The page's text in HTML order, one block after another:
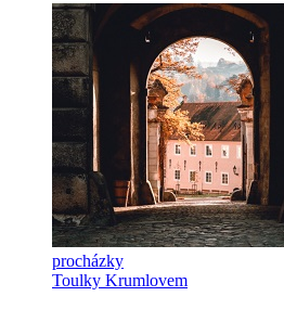
procházky
Toulky Krumlovem